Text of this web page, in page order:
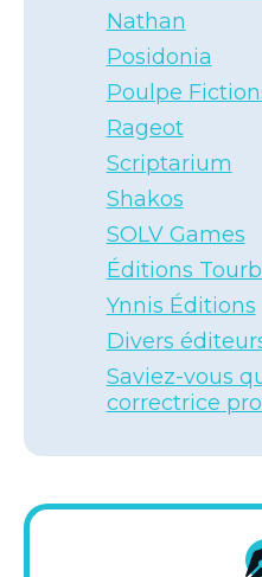
Nathan
Posidonia
Poulpe
Rageot
Scriptarium
Shakos
SOLV Games
Éditions
Ynnis Éditions
Divers
Saviez-vous
correctrice